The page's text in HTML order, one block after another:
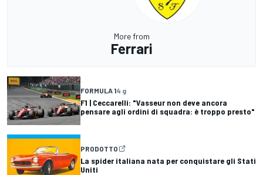
More from
Ferrari
FORMULA 14 g
F1 | Ceccarelli: "Vasseur non deve ancora
pensare agli ordini di squadra: è troppo presto"
PRODOTTO
La spider italiana nata per conquistare gli Stati
Uniti